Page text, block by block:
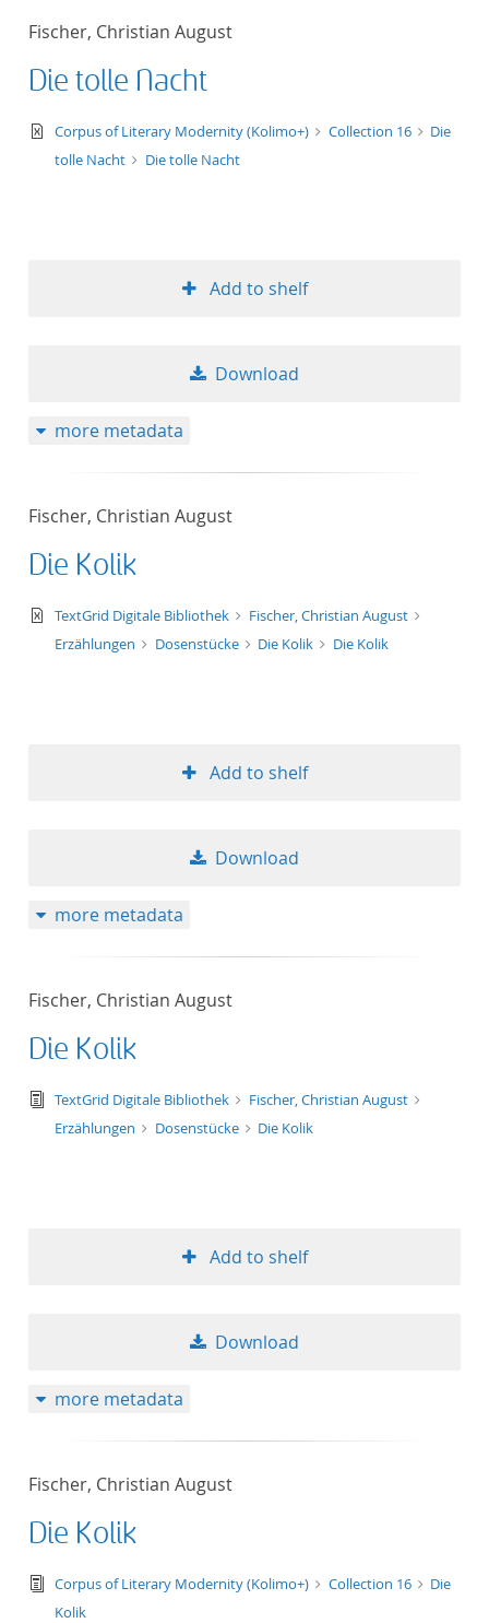
Fischer, Christian August
Die tolle Nacht
text/xml
Corpus of Literary Modernity (Kolimo+) Collection 16
Die
tolle Nacht
Die tolle Nacht
Add to shelf
Download
more metadata
Fischer, Christian August
Die Kolik
text/xml
TextGrid Digitale Bibliothek
Fischer, Christian August
Erzählungen
Dosenstücke Die Kolik Die Kolik
Add to shelf
Download
more metadata
Fischer, Christian August
Die Kolik
text/tg.edition+tg.aggregation+xml
TextGrid Digitale Bibliothek
Fischer, Christian August
Erzählungen
Dosenstücke Die Kolik
Add to shelf
Download
more metadata
Fischer, Christian August
Die Kolik
text/tg.edition+tg.aggregation+xml
Corpus of Literary Modernity (Kolimo+) Collection 16
Die
Kolik